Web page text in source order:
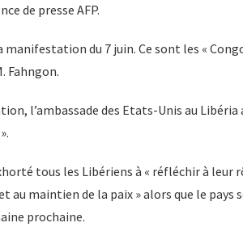
de presse AFP.
manifestation du 7 juin. Ce sont les «
Fahngon.
l’ambassade des Etats-Unis au
tous les Libériens à « réfléchir à
au maintien de la paix » alors que le pays
prochaine.